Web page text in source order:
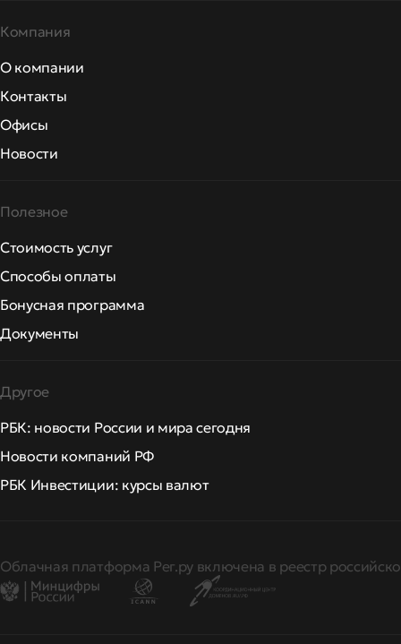
Компания
О компании
Контакты
Офисы
Новости
Полезное
Стоимость услуг
Способы оплаты
Бонусная программа
Документы
Другое
РБК: новости России и мира сегодня
Новости компаний РФ
РБК Инвестиции: курсы валют
Облачная платформа Рег.ру включена в реестр